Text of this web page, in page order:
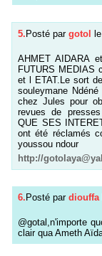
5.Posté par gotol
AHMET AIDARA
FUTURS MEDIAS
et l ETAT.Le sort
souleymane
chez Jules pour
revues de
QUE SES
ont été réclamés
youssou ndour
http://
6. Posté par diouffa
@gotal,n'importe
clair qua Ameth